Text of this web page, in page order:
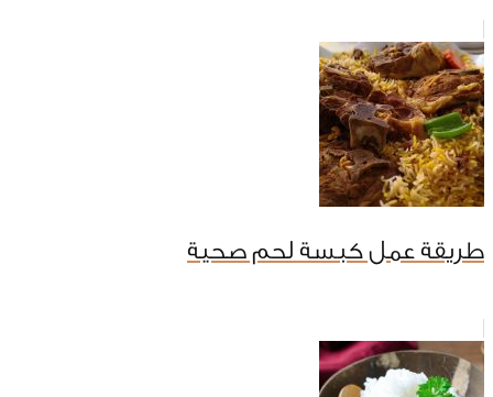
طريقة عمل كبسة لحم صحية